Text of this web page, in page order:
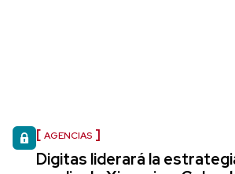
AGENCIAS
Digitas liderará la